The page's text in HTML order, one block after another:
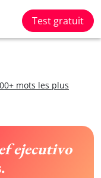
Test gratuit
mots les plus
ejecutivo